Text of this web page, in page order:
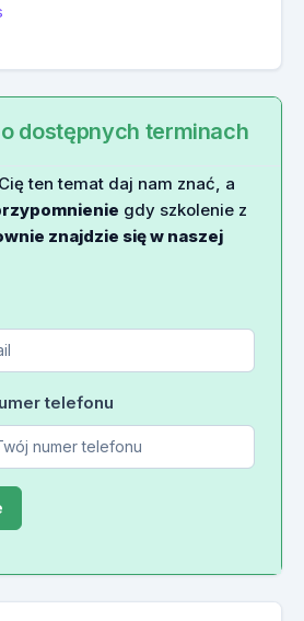
dostępnych terminach
ten temat daj nam znać, a
gdy szkolenie z
znajdzie się w naszej
telefonu